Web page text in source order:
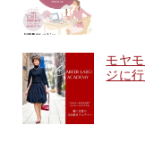
モヤ
ジに